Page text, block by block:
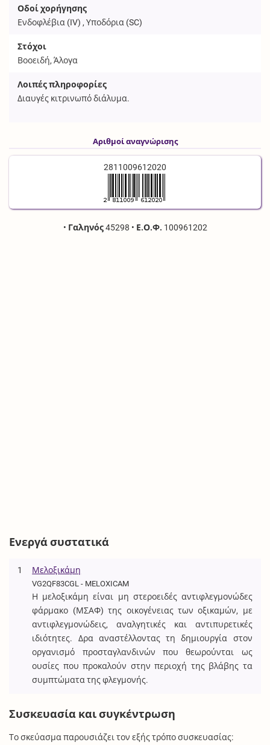
Οδοί χορήγησης
Ενδοφλέβια (IV) , Υποδόρια (SC)
Στόχοι
Βοοειδή, Άλογα
Λοιπές πληροφορίες
Διαυγές κιτρινωπό διάλυμα.
Αριθμοί αναγνώρισης
2811009612020
• Γαληνός45298 • Ε.Ο.Φ. 100961202
Ενεργά συστατικά
1 Μελοξικάμη
VG2QF83CGL - MELOXICAM
Η μελοξικάμη είναι μη στεροειδές αντιφλεγμονώδες
φάρμακο (ΜΣΑΦ) της οικογένειας των οξικαμών, με
αντιφλεγμονώδεις, αναλγητικές και αντιπυρετικές
ιδιότητες. Δρα αναστέλλοντας τη δημιουργία στον
οργανισμό προσταγλανδινών που θεωρούνται ως
ουσίες που προκαλούν στην περιοχή της βλάβης τα
συμπτώματα της φλεγμονής.
Συσκευασία και συγκέντρωση
Το σκεύασμα παρουσιάζει τον εξής τρόπο συσκευασίας: